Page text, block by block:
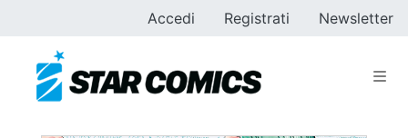
Accedi Registrati Newsletter